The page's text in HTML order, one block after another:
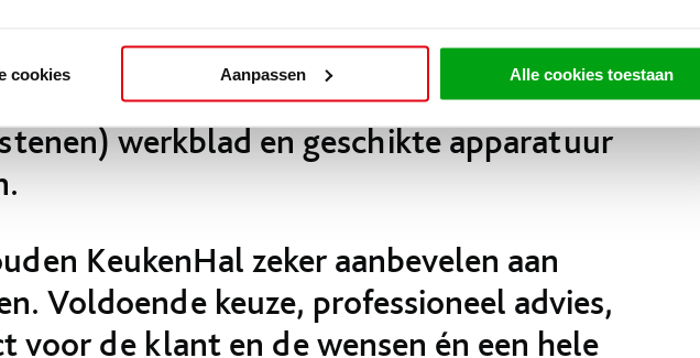
cookies Aanpassen Alle cookies toestaan
waaronder een hoge koelkast. Ook
ze al dat ze graag een witte hoekkeuken, een
werkblad en geschikte apparatuur
KeukenHal zeker aanbevelen aan
Voldoende keuze, professioneel advies,
voor de klant en de wensen én een hele